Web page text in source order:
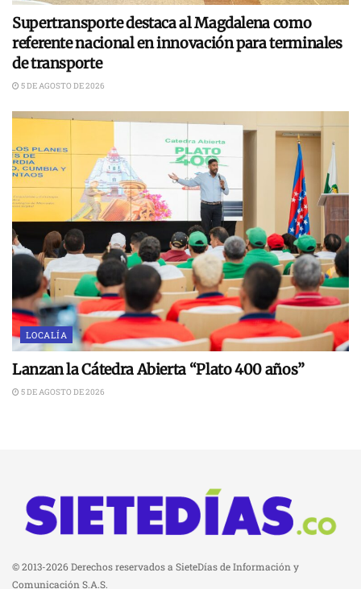
Supertransporte destaca al Magdalena como
referente nacional en innovación para terminales
de transporte
5 DE AGOSTO DE 2026
LOCALÍA
Lanzan la Cátedra Abierta “Plato 400 años”
5 DE AGOSTO DE 2026
© 2013-2026 Derechos reservados a SieteDías de Información y
Comunicación S.A.S.